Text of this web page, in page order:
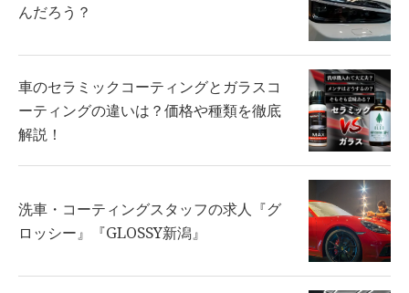
んだろう？
車のセラミックコーティングとガラスコ
ーティングの違いは？価格や種類を徹底
解説！
洗車・コーティングスタッフの求人『グ
ロッシー』『GLOSSY新潟』